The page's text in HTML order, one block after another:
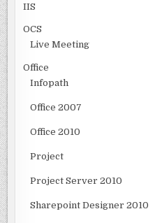
IIS
OCS
Live Meeting
Office
Infopath
Office 2007
Office 2010
Project
Project Server 2010
Sharepoint Designer 2010